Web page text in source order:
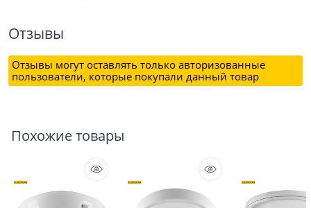
Отзывы
Отзывы могут оставлять только авторизованные
пользователи, которые покупали данный товар
Похожие товары